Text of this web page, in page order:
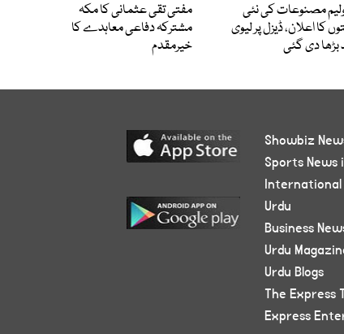
مصنوعات کی نئی
کا اعلان، ڈیزل پر لیوی
بڑھا دی گئی
مفتی تقی عثمانی کا مکہ
مشترکہ دفاعی معاہدے کا
خیرمقدم
Showbiz
Sports News
International
Urdu
Business
Urdu
Urdu Blogs
The Express
Express